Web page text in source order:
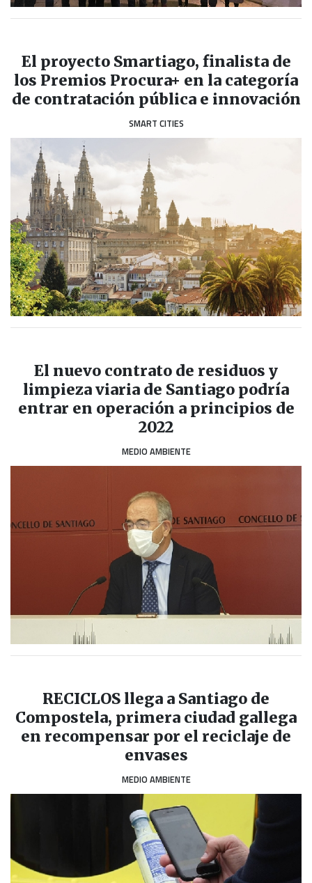
El proyecto Smartiago, finalista de
los Premios Procura+ en la categoría
de contratación pública e innovación
SMART CITIES
El nuevo contrato de residuos y
limpieza viaria de Santiago podría
entrar en operación a principios de
2022
MEDIO AMBIENTE
RECICLOS llega a Santiago de
Compostela, primera ciudad gallega
en recompensar por el reciclaje de
envases
MEDIO AMBIENTE